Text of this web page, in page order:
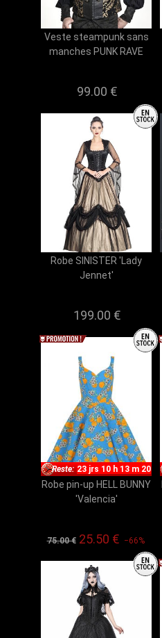
Veste steampunk sans
manches PUNK RAVE
99.00 €
Robe SINISTER 'Lady
Jennet'
199.00 €
Reste:23 jrs 10 h 13 m 19
Robe pin-up HELL BUNNY
'Valencia'
75.00 € 25.50 € −66%